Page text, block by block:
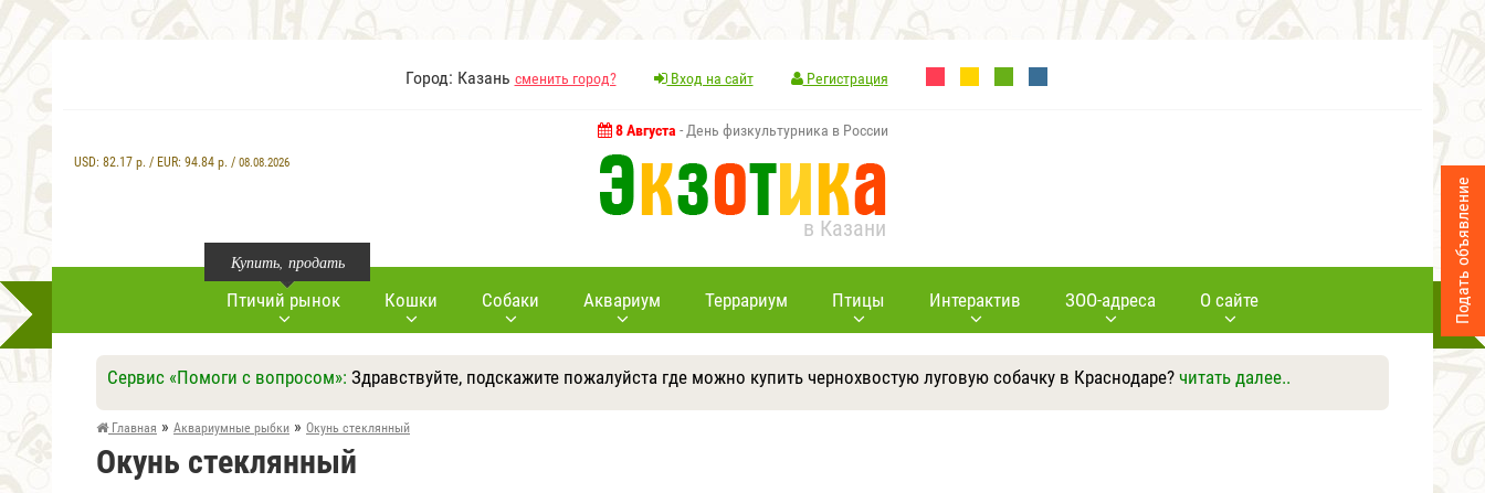
Город: Казань сменить город? Вход на сайт Регистрация
8 Августа - День физкультурника в России
USD: 82.17 р. / EUR: 94.84 р. / 08.08.2026
в Казани
Купить, продать
Птичий рынок Кошки Собаки Аквариум Террариум Птицы Интерактив ЗОО-адреса О сайте
Сервис «Помоги с вопросом»: Здравствуйте, подскажите пожалуйста где можно купить чернохвостую луговую собачку в Краснодаре? читать далее..
Ответить Другие вопросы
Задать вопрос
Главная » Аквариумные рыбки » Окунь стеклянный
Окунь стеклянный
Подать объявление